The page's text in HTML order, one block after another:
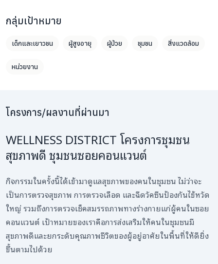
กลุ่มเป้าหมาย
เด็กและเยาวชน ผู้สูงอายุ ผู้ป่วย ชุมชน สิ่งแวดล้อม
หน่วยงาน
โครงการ/ผลงานที่ผ่านมา
WELLNESS DISTRICT โครงการชุมชน
สุขภาพดี ชุมชนซอยคอนแวนต์
กิจกรรมในครั้งนี้ได้เข้ามาดูแลสุขภาพของคนในชุมชน ไม่ว่าจะ
เป็นการตรวจสุขภาพ การตรวจเลือด และฉีดวัคซีนป้องกันไข้หวัด
ใหญ่ รวมถึงการตรวจเช็คสมรรถภาพทางร่างกายแก่ผู้คนในซอย
คอนแวนต์ เป้าหมายของเราคือการส่งเสริมให้คนในชุมชนมี
สุขภาพดีและยกระดับคุณภาพชีวิตของผู้อยู่อาศัยในพื้นที่ให้ดียิ่ง
ขึ้นตามไปด้วย